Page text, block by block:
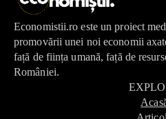
Economistii.ro este un proiect
promovării unei noi economii
față de ființa umană, față de
României.